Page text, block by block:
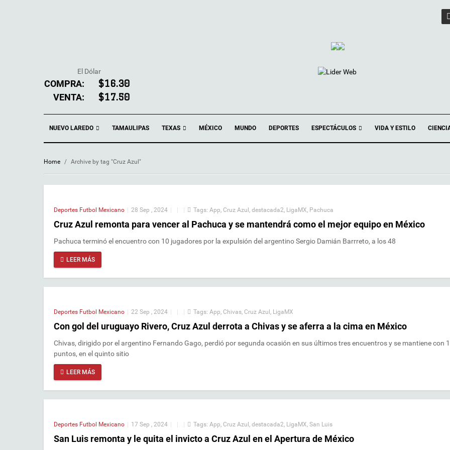
El Dólar
COMPRA: $16.30
VENTA: $17.50
NUEVO LAREDO TAMAULIPAS TEXAS MÉXICO MUNDO DEPORTES ESPECTÁCULOS VIDA Y ESTILO
Home / Archive by tag "Cruz Azul"
Deportes Futbol Mexicano 28 Sep , 2024 Tags: App, Cruz Azul , destacada2, LigaMX, Pachuca
Cruz Azul remonta para vencer al Pachuca y se mantendrá como el mejor equipo en México
Pachuca terminó el encuentro con 10 jugadores por la expulsión del argentino Sergio Damián Barrreto, a los 48
LEER MÁS
Deportes Futbol Mexicano 22 Sep , 2024 Tags: App, Chivas, Cruz Azul , LigaMX
Con gol del uruguayo Rivero, Cruz Azul derrota a Chivas y se aferra a la cima en México
Chivas, dirigido por el argentino Fernando Gago, perdió por segunda ocasión en sus últimos tres encuentros y se mantiene con
puntos, en el quinto sitio
LEER MÁS
Deportes Futbol Mexicano 17 Sep , 2024 Tags: App, Cruz Azul , destacada2, LigaMX, San Luis
San Luis remonta y le quita el invicto a Cruz Azul en el Apertura de México